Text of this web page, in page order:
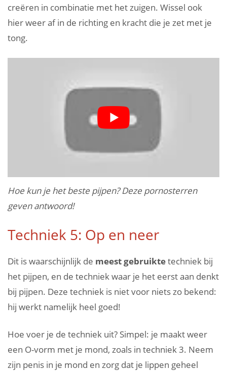
creëren in combinatie met het zuigen. Wissel ook
hier weer af in de richting en kracht die je zet met je
tong.
Hoe kun je het beste pijpen? Deze pornosterren
geven antwoord!
Techniek 5: Op en neer
Dit is waarschijnlijk de meest gebruiktetechniek bij
het pijpen, en de techniek waar je het eerst aan denkt
bij pijpen. Deze techniek is niet voor niets zo bekend:
hij werkt namelijk heel goed!
Hoe voer je de techniek uit? Simpel: je maakt weer
een O-vorm met je mond, zoals in techniek 3. Neem
zijn penis in je mond en zorg dat je lippen geheel